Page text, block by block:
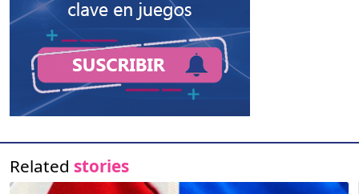
Related stories